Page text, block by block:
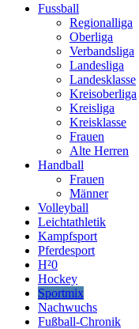
Fussball
Regionalliga
Oberliga
Verbandsliga
Landesliga
Landesklasse
Kreisoberliga
Kreisliga
Kreisklasse
Frauen
Alte Herren
Handball
Frauen
Männer
Volleyball
Leichtathletik
Kampfsport
Pferdesport
H²0
Hockey
Sportmix
Nachwuchs
Fußball-Chronik